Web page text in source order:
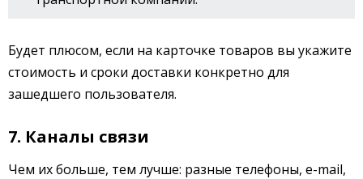
Будет плюсом, если на карточке товаров вы укажите
стоимость и сроки доставки конкретно для
зашедшего пользователя.
7. Каналы связи
Чем их больше, тем лучше: разные телефоны, e-mail,